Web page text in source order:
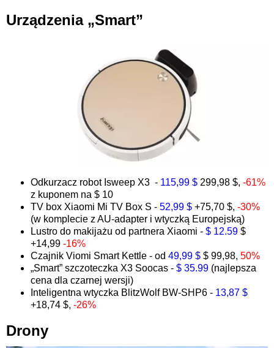
Urządzenia „Smart”
Odkurzacz robot Isweep X3 - 115,99 $ 299,98 $, -61%
z kuponem na $ 10
TV box Xiaomi Mi TV Box S - 52,99 $ +75,70 $, -30%
(w komplecie z AU-adapter i wtyczką Europejską)
Lustro do makijażu od partnera Xiaomi - $ 12.59 $
+14,99 -16%
Czajnik Viomi Smart Kettle - od 49,99 $ $ 99,98, 50%
„Smart” szczoteczka X3 Soocas - $ 35.99 (najlepsza
cena dla czarnej wersji)
Inteligentna wtyczka BlitzWolf BW-SHP6 - 13,87 $
+18,74 $, -26%
Drony